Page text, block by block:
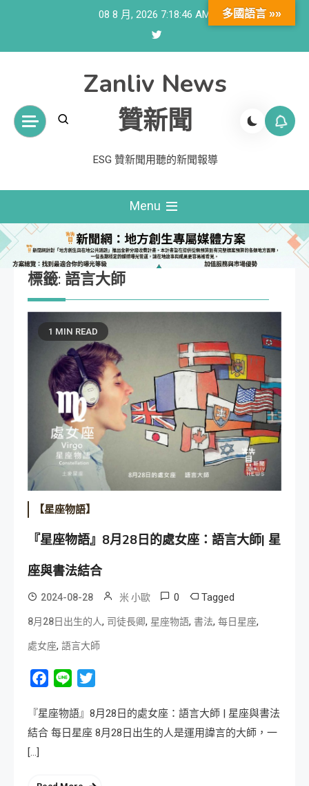
08 8 月, 2026 7:18:46 AM
Zanliv News
贊新聞
ESG 贊新聞用聽的新聞報導
Menu
標籤: 語言大師
1 MIN READ
【星座物語】
『星座物語』8月28日的處女座：語言大師| 星
座與書法結合
2024-08-28 米 小歐 0 Tagged
8月28日出生的人, 司徒長卿, 星座物語, 書法, 每日星座,
處女座, 語言大師
Facebook
Line
『星座物語』8月28日的處女座：語言大師 | 星座與書法
結合 每日星座 8月28日出生的人是運用諱言的大師，一
[…]
多國語言 »»